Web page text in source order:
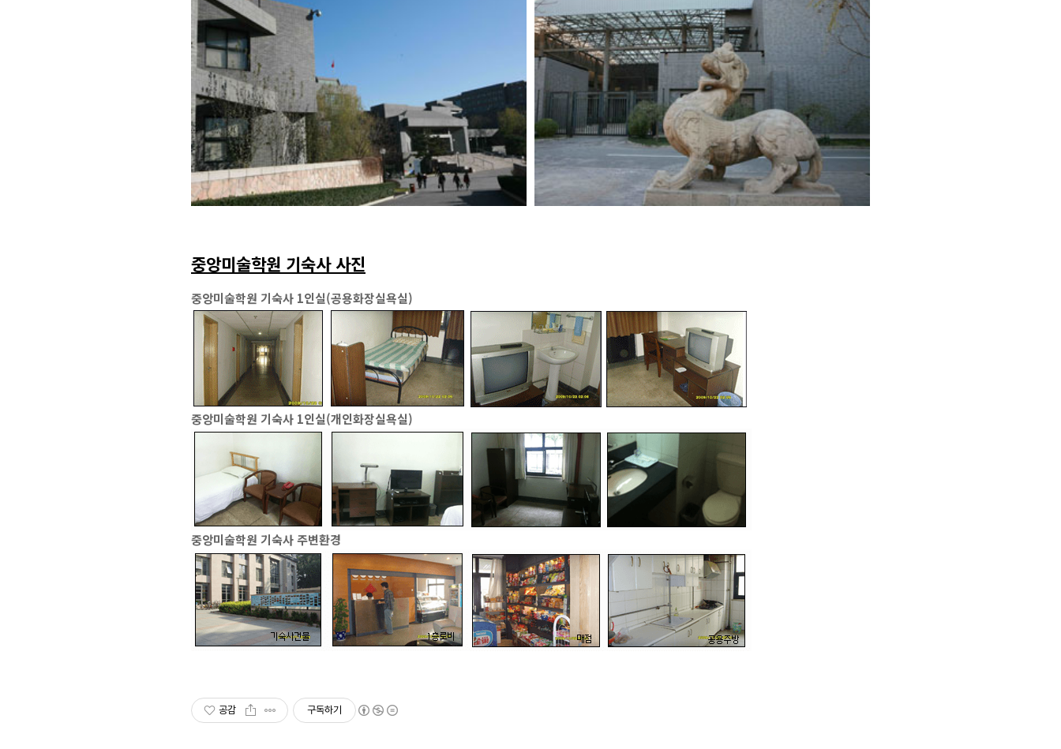
중앙미술학원 기숙사 사진
중앙미술학원 기숙사 1인실(공용화장실욕실)
중앙미술학원 기숙사 1인실(개인화장실욕실)
중앙미술학원 기숙사 주변환경
공감 구독하기